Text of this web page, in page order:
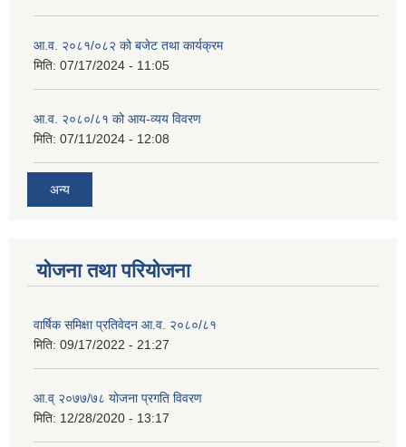
आ.व. २०८१/०८२ को बजेट तथा कार्यक्रम
मिति: 07/17/2024 - 11:05
आ.व. २०८०/८१ को आय-व्यय विवरण
मिति: 07/11/2024 - 12:08
अन्य
योजना तथा परियोजना
वार्षिक समिक्षा प्रतिवेदन आ.व. २०८०/८१
मिति: 09/17/2022 - 21:27
आ.व् २०७७/७८ योजना प्रगति विवरण
मिति: 12/28/2020 - 13:17